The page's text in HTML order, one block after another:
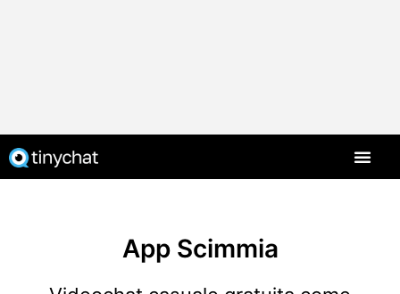
App Scimmia